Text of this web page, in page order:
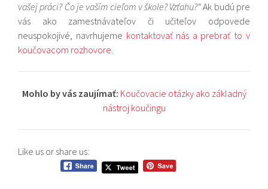
vašej práci? Čo je vaším cieľom v škole? Vzťahu?“Ak budú pre
vás ako zamestnávateľov či učiteľov odpovede
neuspokojivé, navrhujeme kontaktovať nás a prebrať to v
koučovacom rozhovore.
Mohlo by vás zaujímať: Koučovacie otázky ako základný
nástroj koučingu
Like us or share us: